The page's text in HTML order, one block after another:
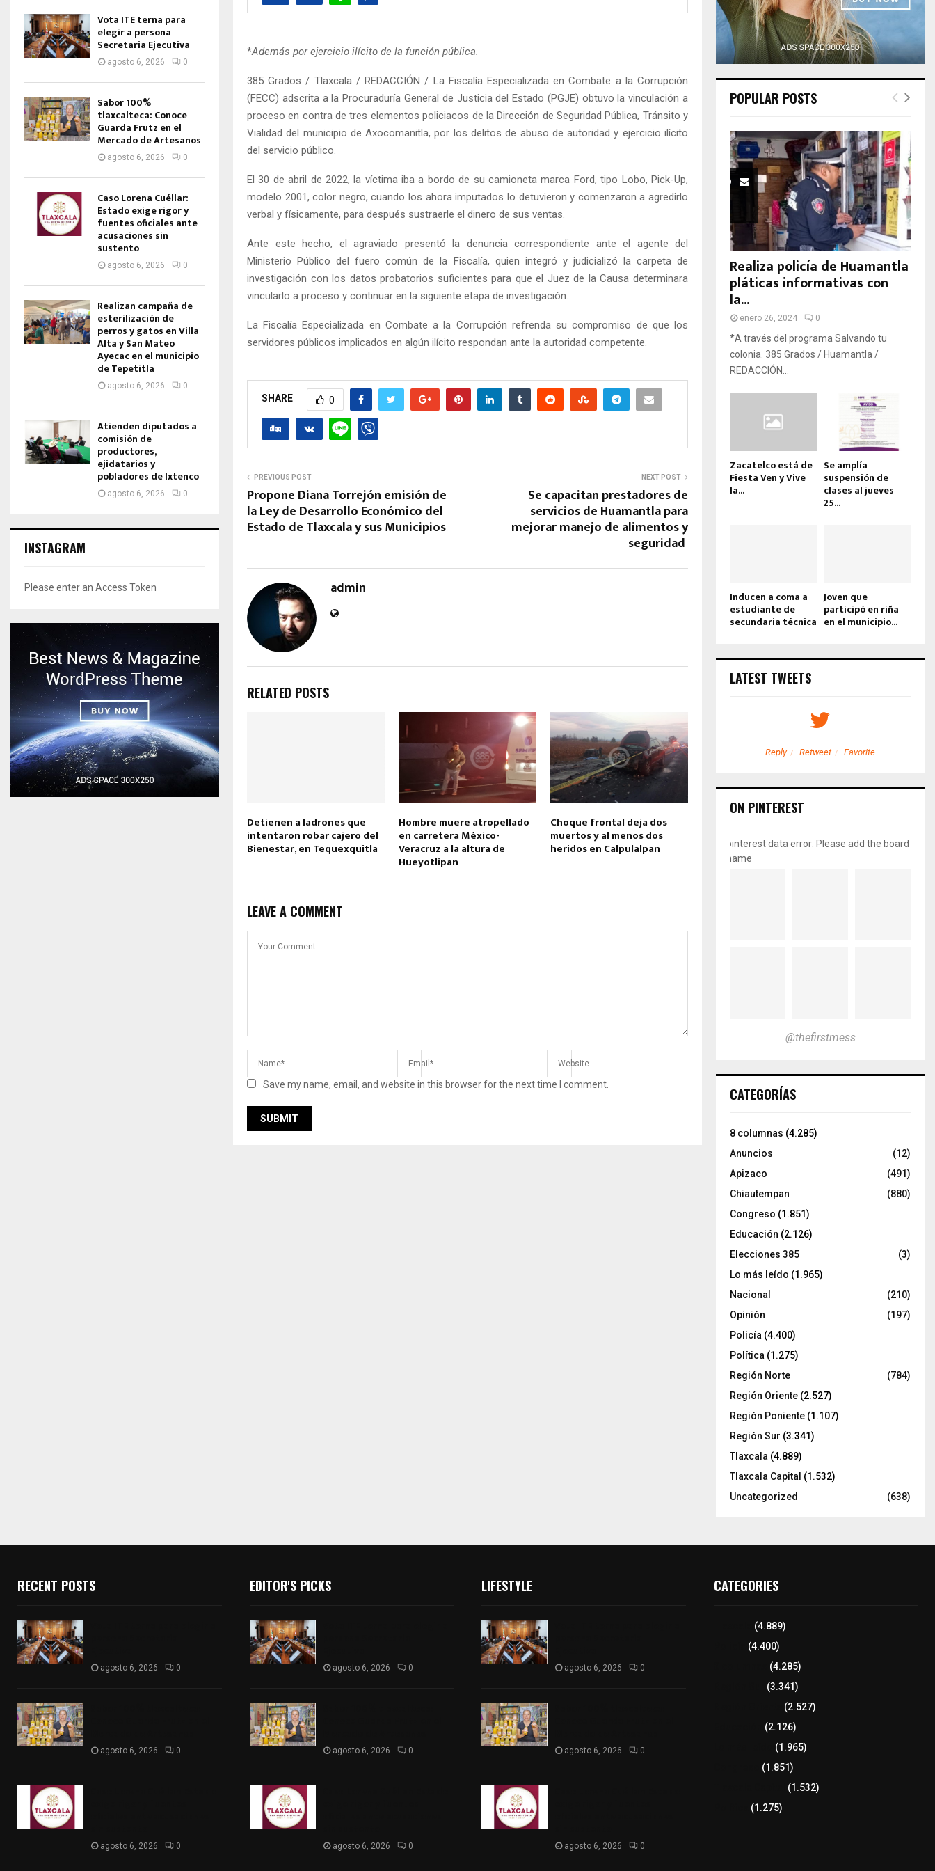
*Además por ejercicio ilícito de la función pública.
385 Grados / Tlaxcala / REDACCIÓN / La Fiscalía Especializada en Combate a la Corrupción
(FECC) adscrita a la Procuraduría General de Justicia del Estado (PGJE) obtuvo la vinculación a
proceso en contra de tres elementos policiacos de la Dirección de Seguridad Pública, Tránsito y
Vialidad del municipio de Axocomanitla, por los delitos de abuso de autoridad y ejercicio ilícito
del servicio público.
El 30 de abril de 2022, la víctima iba a bordo de su camioneta marca Ford, tipo Lobo, Pick-Up,
modelo 2001, color negro, cuando los ahora imputados lo detuvieron y comenzaron a agredirlo
verbal y físicamente, para después sustraerle el dinero de sus ventas.
Ante este hecho, el agraviado presentó la denuncia correspondiente ante el agente del
Ministerio Público del fuero común de la Fiscalía, quien integró y judicializó la carpeta de
investigación con los datos probatorios suficientes para que el Juez de la Causa determinara
vincularlo a proceso y continuar en la siguiente etapa de investigación.
La Fiscalía Especializada en Combate a la Corrupción refrenda su compromiso de que los
servidores públicos implicados en algún ilícito respondan ante la autoridad competente.
SHARE 0
PREVIOUS POST
Propone Diana Torrejón emisión de
la Ley de Desarrollo Económico del
Estado de Tlaxcala y sus Municipios
NEXT POST
Se capacitan prestadores de
servicios de Huamantla para
mejorar manejo de alimentos y
seguridad
admin
RELATED POSTS
Detienen a ladrones que
intentaron robar cajero del
Bienestar, en Tequexquitla
Hombre muere atropellado
en carretera México-
Veracruz a la altura de
Hueyotlipan
Choque frontal deja dos
muertos y al menos dos
heridos en Calpulalpan
LEAVE A COMMENT
Save my name, email, and website in this browser for the next time I comment.
Vota ITE terna para
elegir a persona
Secretaria Ejecutiva
agosto 6, 2026 0
Sabor 100%
tlaxcalteca: Conoce
Guarda Frutz en el
Mercado de Artesanos
agosto 6, 2026 0
Caso Lorena Cuéllar:
Estado exige rigor y
fuentes oficiales ante
acusaciones sin
sustento
agosto 6, 2026 0
Realizan campaña de
esterilización de
perros y gatos en Villa
Alta y San Mateo
Ayecac en el municipio
de Tepetitla
agosto 6, 2026 0
Atienden diputados a
comisión de
productores,
ejidatarios y
pobladores de Ixtenco
agosto 6, 2026 0
INSTAGRAM
Please enter an Access Token
POPULAR POSTS
Realiza policía de Huamantla
pláticas informativas con
la...
enero 26, 2024 0
*A través del programa Salvando tu
colonia. 385 Grados / Huamantla /
REDACCIÓN...
Zacatelco está de
Fiesta Ven y Vive
la...
Se amplía
suspensión de
clases al jueves
25...
Inducen a coma a
estudiante de
secundaria técnica
Joven que
participó en riña
en el municipio...
LATEST TWEETS
Retweet Favorite Reply Retweet Favorite Reply Retweet Favorite
ON PINTEREST
pinterest data error: Please add the board
name
@thefirstmess
CATEGORÍAS
8 columnas (4.285)
Anuncios
(12)
Apizaco
(491)
Chiautempan
(880)
Congreso (1.851)
Educación (2.126)
Elecciones 385
(3)
Lo más leído (1.965)
Nacional
(210)
Opinión
(197)
Policía (4.400)
Política (1.275)
Región Norte
(784)
Región Oriente (2.527)
Región Poniente (1.107)
Región Sur (3.341)
Tlaxcala (4.889)
Tlaxcala Capital (1.532)
Uncategorized
(638)
RECENT POSTS
agosto 6, 2026 0
agosto 6, 2026 0
agosto 6, 2026 0
EDITOR'S PICKS
agosto 6, 2026 0
agosto 6, 2026 0
agosto 6, 2026 0
LIFESTYLE
agosto 6, 2026 0
agosto 6, 2026 0
agosto 6, 2026 0
CATEGORIES
(4.889)
(4.400)
(4.285)
(3.341)
(2.527)
(2.126)
(1.965)
(1.851)
(1.532)
(1.275)